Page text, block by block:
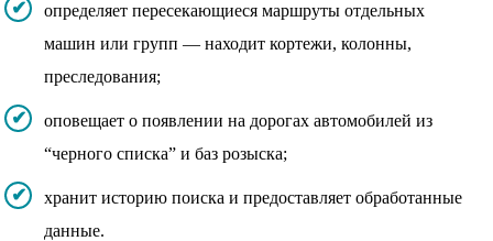
определяет пересекающиеся маршруты отдельных
машин или групп — находит кортежи, колонны,
преследования;
оповещает о появлении на дорогах автомобилей из
“черного списка” и баз розыска;
хранит историю поиска и предоставляет обработанные
данные.